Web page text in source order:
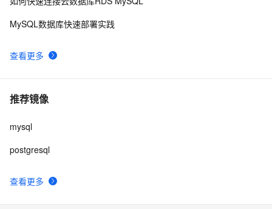
查看更多
MySQL数据库快速部署实践
推荐镜像
查看更多
mysql
postgresql